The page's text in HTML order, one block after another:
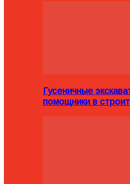
Гусеничные
помощники в